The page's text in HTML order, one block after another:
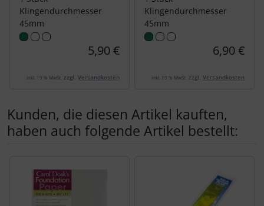
Klingendurchmesser
45mm
5,90 €
inkl. 19 % MwSt. zzgl. Versandkosten
Klingendurchmesser
45mm
6,90 €
inkl. 19 % MwSt. zzgl. Versandkosten
Kunden, die diesen Artikel kauften,
haben auch folgende Artikel bestellt: